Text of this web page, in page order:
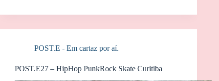
POST.E - Em cartaz por aí.
POST.E27 – HipHop PunkRock Skate Curitiba